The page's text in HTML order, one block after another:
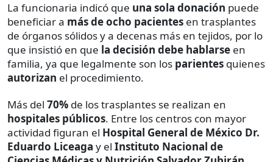
La funcionaria indicó que una sola donación puede
beneficiar a más de ocho pacientes en trasplantes
de órganos sólidos y a decenas más en tejidos, por lo
que insistió en que la decisión debe hablarse en
familia, ya que legalmente son los parientes quienes
autorizan el procedimiento.
Más del 70% de los trasplantes se realizan en
hospitales públicos. Entre los centros con mayor
actividad figuran el Hospital General de México Dr.
Eduardo Liceaga y el Instituto Nacional de